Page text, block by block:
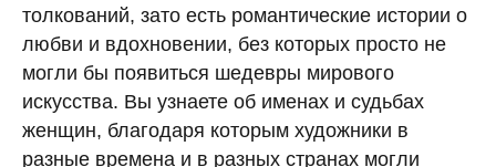
толкований, зато есть романтические истории о
любви и вдохновении, без которых просто не
могли бы появиться шедевры мирового
искусства. Вы узнаете об именах и судьбах
женщин, благодаря которым художники в
разные времена и в разных странах могли